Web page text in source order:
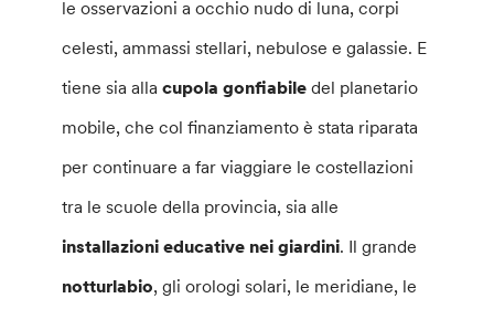
le osservazioni a occhio nudo di luna, corpi
celesti, ammassi stellari, nebulose e galassie. E
tiene sia allacupola gonfiabile del planetario
mobile, che col finanziamento è stata riparata
per continuare a far viaggiare le costellazioni
tra le scuole della provincia, sia alle
installazioni educative nei giardini. Il grande
notturlabio, gli orologi solari, le meridiane, le